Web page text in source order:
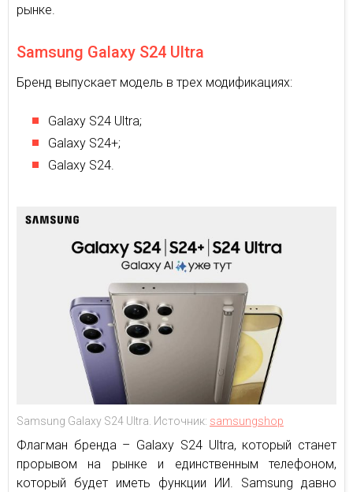
рынке.
Samsung Galaxy S24 Ultra
Бренд выпускает модель в трех модификациях:
Galaxy S24 Ultra;
Galaxy S24+;
Galaxy S24.
Samsung Galaxy S24 Ultra. Источник: samsungshop
Флагман бренда – Galaxy S24 Ultra, который станет
прорывом на рынке и единственным телефоном,
который будет иметь функции ИИ. Samsung давно